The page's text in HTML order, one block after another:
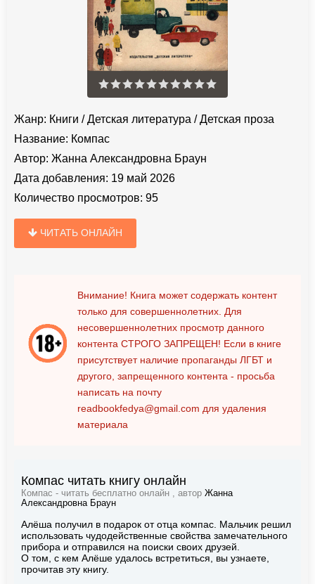
Жанр: Книги /Детская литература /Детская проза
Название: Компас
Автор: Жанна Александровна Браун
Дата добавления: 19 май 2026
Количество просмотров: 95
ЧИТАТЬ ОНЛАЙН
Внимание! Книга может содержать контент
только для совершеннолетних. Для
несовершеннолетних просмотр данного
контента СТРОГО ЗАПРЕЩЕН! Если в книге
присутствует наличие пропаганды ЛГБТ и
другого, запрещенного контента - просьба
написать на почту
readbookfedya@gmail.com для удаления
материала
Компас читать книгу онлайн
Компас - читать бесплатно онлайн , автор Жанна
Александровна Браун
Алёша получил в подарок от отца компас. Мальчик решил
использовать чудодейственные свойства замечательного
прибора и отправился на поиски своих друзей.
О том, с кем Алёше удалось встретиться, вы узнаете,
прочитав эту книгу.